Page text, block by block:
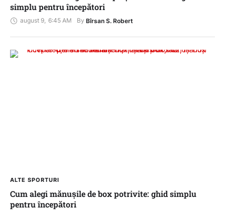
simplu pentru începători
august 9, 6:45 AM By Bîrsan S. Robert
ALTE SPORTURI
Cum alegi mănușile de box potrivite: ghid simplu
pentru începători